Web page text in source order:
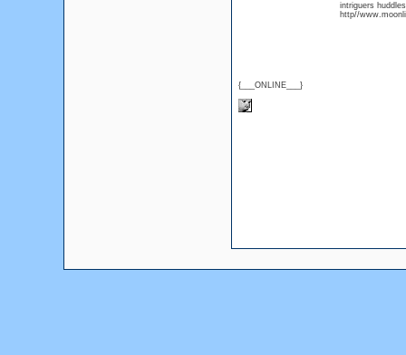
{___ONLINE___}
intriguers
http//